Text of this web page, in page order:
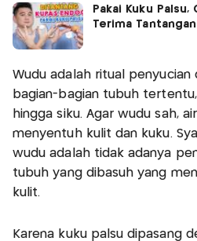
Pakai Kuku
Terima
Wudu adalah ritual penyucian
bagian-bagian tubuh
hingga siku. Agar wudu sah,
menyentuh kulit dan kuku.
wudu adalah tidak adanya
tubuh yang dibasuh yang
kulit.
Karena kuku palsu dipasang